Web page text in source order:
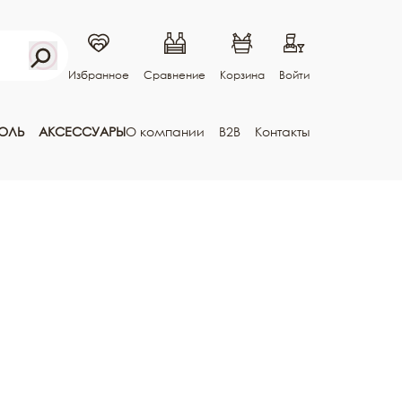
Избранное Сравнение Корзина Войти
АКСЕССУАРЫО компании B2B Контакты